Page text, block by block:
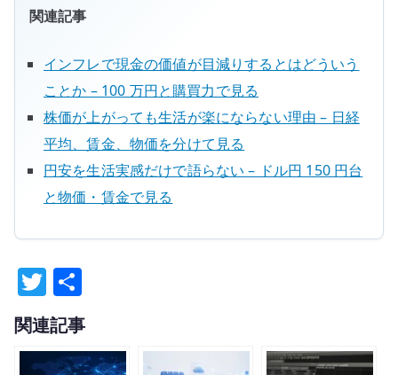
関連記事
インフレで現金の価値が目減りするとはどういう
ことか – 100 万円と購買力で見る
株価が上がっても生活が楽にならない理由 – 日経
平均、賃金、物価を分けて見る
円安を生活実感だけで語らない – ドル円 150 円台
と物価・賃金で見る
T
w
it
te
有
関連記事